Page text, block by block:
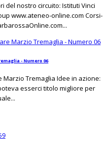
del nostro circuito: Istituti Vinci
www.ateneo-online.com Corsi-
- Numero 06
Tremaglia Idee in azione:
esserci titolo migliore per